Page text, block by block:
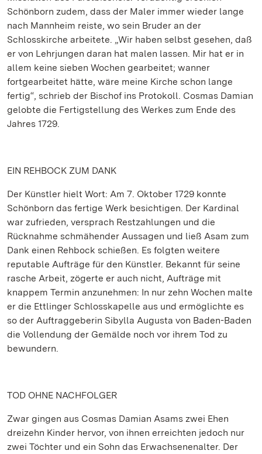
Schönborn zudem, dass der Maler immer wieder lange
nach Mannheim reiste, wo sein Bruder an der
Schlosskirche arbeitete. „Wir haben selbst gesehen, daß
er von Lehrjungen daran hat malen lassen. Mir hat er in
allem keine sieben Wochen gearbeitet; wanner
fortgearbeitet hätte, wäre meine Kirche schon lange
fertig“, schrieb der Bischof ins Protokoll. Cosmas Damian
gelobte die Fertigstellung des Werkes zum Ende des
Jahres 1729.
EIN REHBOCK ZUM DANK
Der Künstler hielt Wort: Am 7. Oktober 1729 konnte
Schönborn das fertige Werk besichtigen. Der Kardinal
war zufrieden, versprach Restzahlungen und die
Rücknahme schmähender Aussagen und ließ Asam zum
Dank einen Rehbock schießen. Es folgten weitere
reputable Aufträge für den Künstler. Bekannt für seine
rasche Arbeit, zögerte er auch nicht, Aufträge mit
knappem Termin anzunehmen: In nur zehn Wochen malte
er die Ettlinger Schlosskapelle aus und ermöglichte es
so der Auftraggeberin Sibylla Augusta von Baden-Baden
die Vollendung der Gemälde noch vor ihrem Tod zu
bewundern.
TOD OHNE NACHFOLGER
Zwar gingen aus Cosmas Damian Asams zwei Ehen
dreizehn Kinder hervor, von ihnen erreichten jedoch nur
zwei Töchter und ein Sohn das Erwachsenenalter. Der